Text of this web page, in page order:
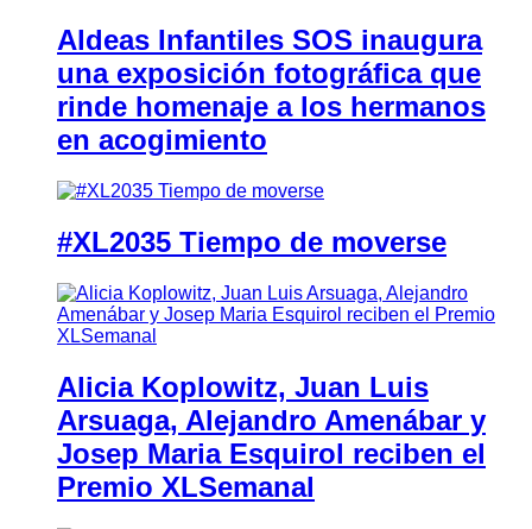
Aldeas Infantiles SOS inaugura
una exposición fotográfica que
rinde homenaje a los hermanos
en acogimiento
#XL2035 Tiempo de moverse
Alicia Koplowitz, Juan Luis
Arsuaga, Alejandro Amenábar y
Josep Maria Esquirol reciben el
Premio XLSemanal